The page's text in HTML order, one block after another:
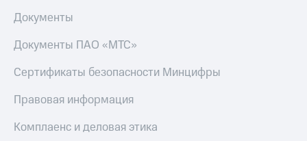
Документы
Документы ПАО «МТС»
Сертификаты безопасности Минцифры
Правовая информация
Комплаенс и деловая этика